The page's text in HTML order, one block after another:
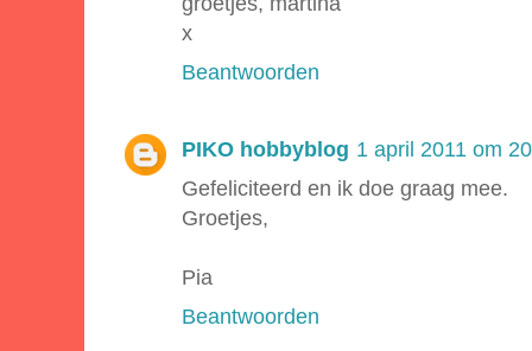
x
Beantwoorden
PIKO hobbyblog 1 april 2011 om
Gefeliciteerd en ik doe graag mee.
Groetjes,
Pia
Beantwoorden